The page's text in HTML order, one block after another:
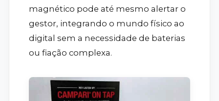
magnético pode até mesmo alertar o
gestor, integrando o mundo físico ao
digital sem a necessidade de baterias
ou fiação complexa.